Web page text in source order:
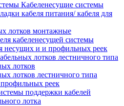
Кабеленесущие системы
кабеля питания/ кабеля для
лотков монтажные
кабеленесущей системы
несущих и и профильных реек
лотков лестничного типа
лотков
лотков лестничного типа
реек
поддержки кабелей
лотка